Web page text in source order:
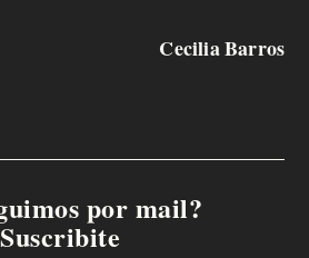
Cecilia Barros
por mail?
Suscribite